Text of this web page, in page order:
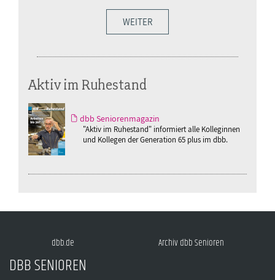
WEITER
Aktiv im Ruhestand
dbb Seniorenmagazin
"Aktiv im Ruhestand" informiert alle Kolleginnen
und Kollegen der Generation 65 plus im dbb.
dbb.de Archiv dbb Senioren
DBB SENIOREN